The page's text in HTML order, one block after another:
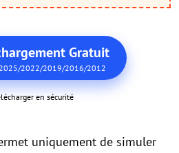
Gratuit
2022/2019/2016/2012
en sécurité
uniquement de simuler